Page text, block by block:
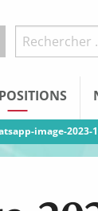
image-2023-